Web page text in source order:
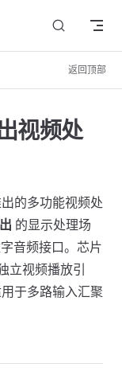
返回顶部
视频处
的多功能视频处
的显示处理场
音频接口。芯片
立视频播放引
于多路输入汇聚